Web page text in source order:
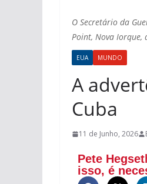
O Secretário da
Point, Nova Iorque,
EUA MUNDO
A
Cuba
11 de Junho, 2026
Pete
isso, é